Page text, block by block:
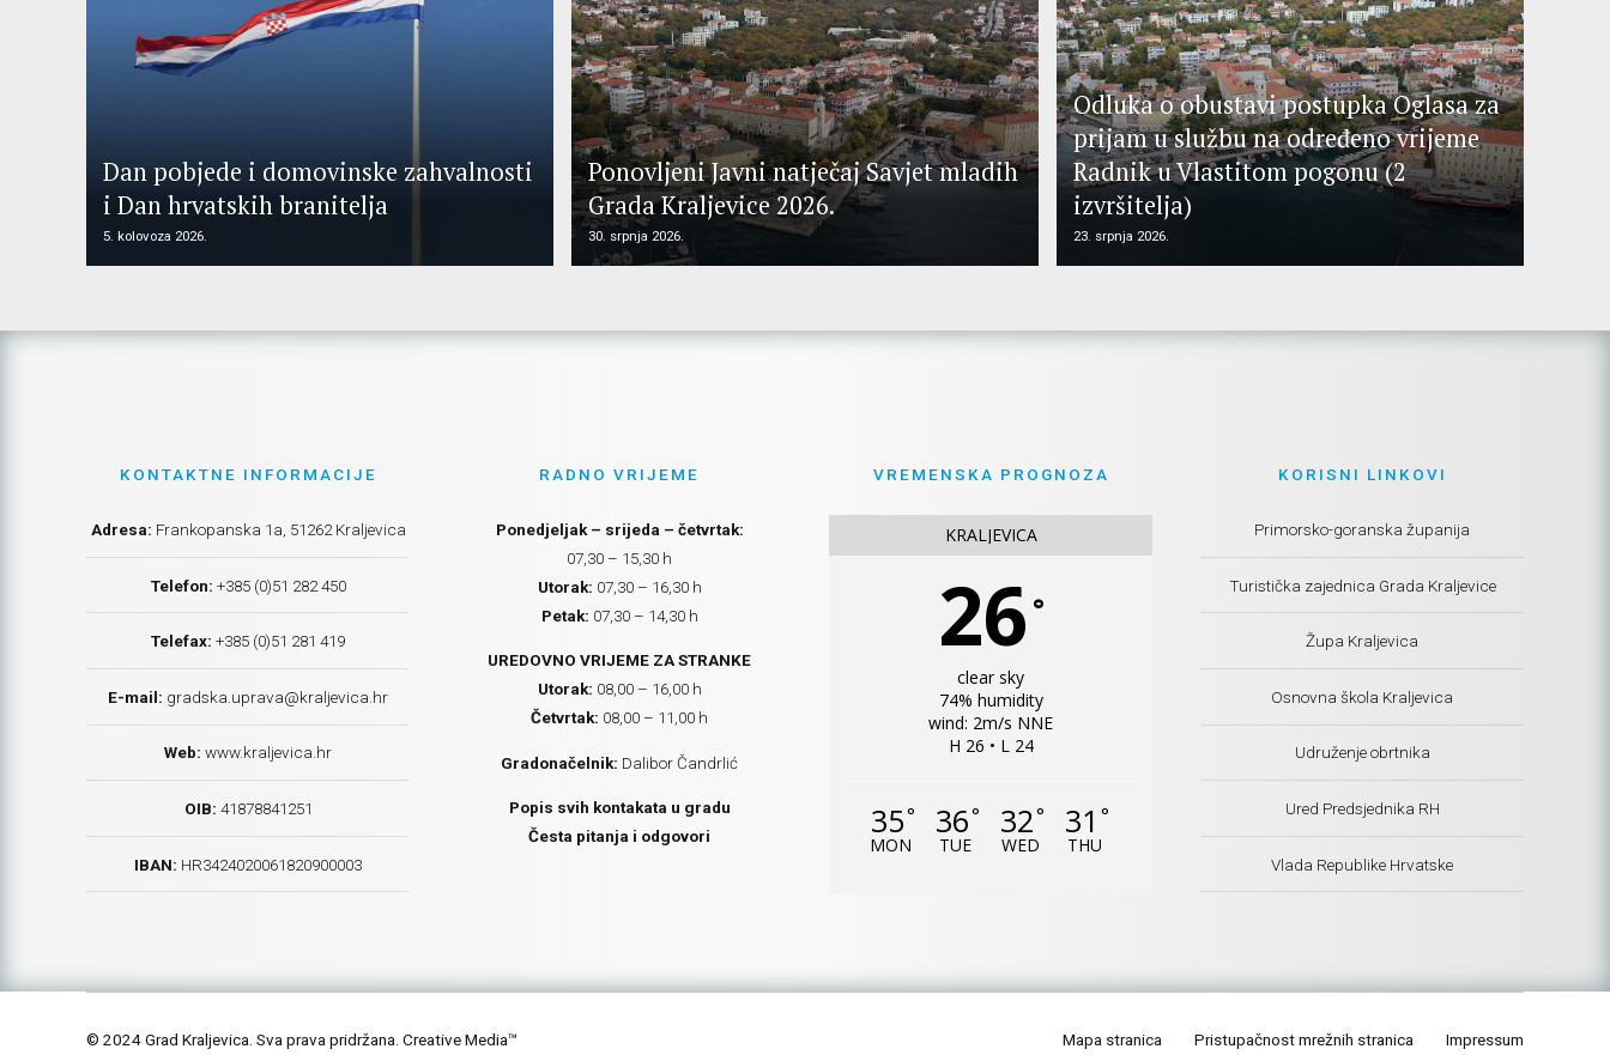
Dan pobjede i domovinske zahvalnosti
i Dan hrvatskih branitelja
5. kolovoza 2026.
Ponovljeni Javni natječaj Savjet mladih
Grada Kraljevice 2026.
30. srpnja 2026.
Odluka o obustavi postupka Oglasa za
prijam u službu na određeno vrijeme
Radnik u Vlastitom pogonu (2
izvršitelja)
23. srpnja 2026.
KONTAKTNE INFORMACIJE
Adresa: Frankopanska 1a, 51262 Kraljevica
Telefon: +385 (0)51 282 450
Telefax: +385 (0)51 281 419
E-mail: gradska.uprava@kraljevica.hr
Web: www.kraljevica.hr
OIB: 41878841251
IBAN: HR3424020061820900003
RADNO VRIJEME
Ponedjeljak – srijeda – četvrtak:
07,30 – 15,30 h
Utorak: 07,30 – 16,30 h
Petak: 07,30 – 14,30 h
UREDOVNO VRIJEME ZA STRANKE
Utorak: 08,00 – 16,00 h
Četvrtak: 08,00 – 11,00 h
Gradonačelnik: Dalibor Čandrlić
Popis svih kontakata u gradu
Česta pitanja i odgovori
VREMENSKA PROGNOZA
KRALJEVICA
26 °
clear sky
74% humidity
wind: 2m/s NNE
H 26 • L 24
35°
MON
36°
TUE
32°
WED
31 °
THU
KORISNI LINKOVI
Primorsko-goranska županija
Turistička zajednica Grada Kraljevice
Župa Kraljevica
Osnovna škola Kraljevica
Udruženje obrtnika
Ured Predsjednika RH
Vlada Republike Hrvatske
© 2024 Grad Kraljevica. Sva prava pridržana. Creative Media™ Mapa stranica Pristupačnost mrežnih stranica Impressum